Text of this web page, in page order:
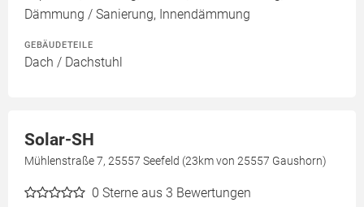
Dämmung / Sanierung, Innendämmung
GEBÄUDETEILE
Dach / Dachstuhl
Solar-SH
Mühlenstraße 7, 25557 Seefeld (23km von 25557 Gaushorn)
0 Sterne aus 3 Bewertungen